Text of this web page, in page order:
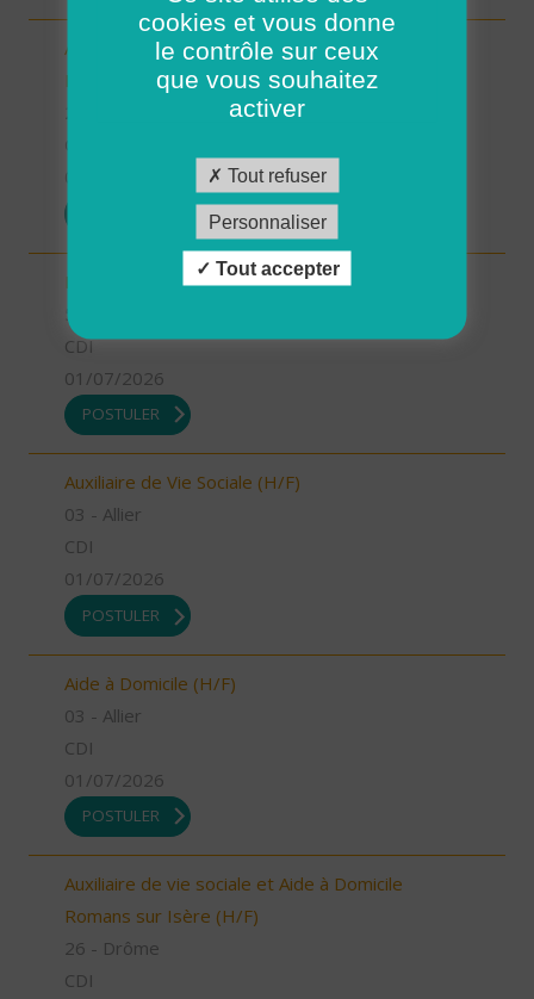
Aide-Soignant(e) à Domicile PLOUGASTEL-
DAOULAS CDD 80% (H/F)
INFIRMIER COORDINATEUR (H/F)
55 - Meuse
CDI
01/07/2026
POSTULER
Auxiliaire de Vie Sociale (H/F)
03 - Allier
CDI
01/07/2026
POSTULER
Aide à Domicile (H/F)
03 - Allier
CDI
01/07/2026
POSTULER
Auxiliaire de vie sociale et Aide à Domicile
Romans sur Isère (H/F)
26 - Drôme
CDI
cookies et vous donne
le contrôle sur ceux
que vous souhaitez
activer
Tout refuser
Personnaliser
Tout accepter